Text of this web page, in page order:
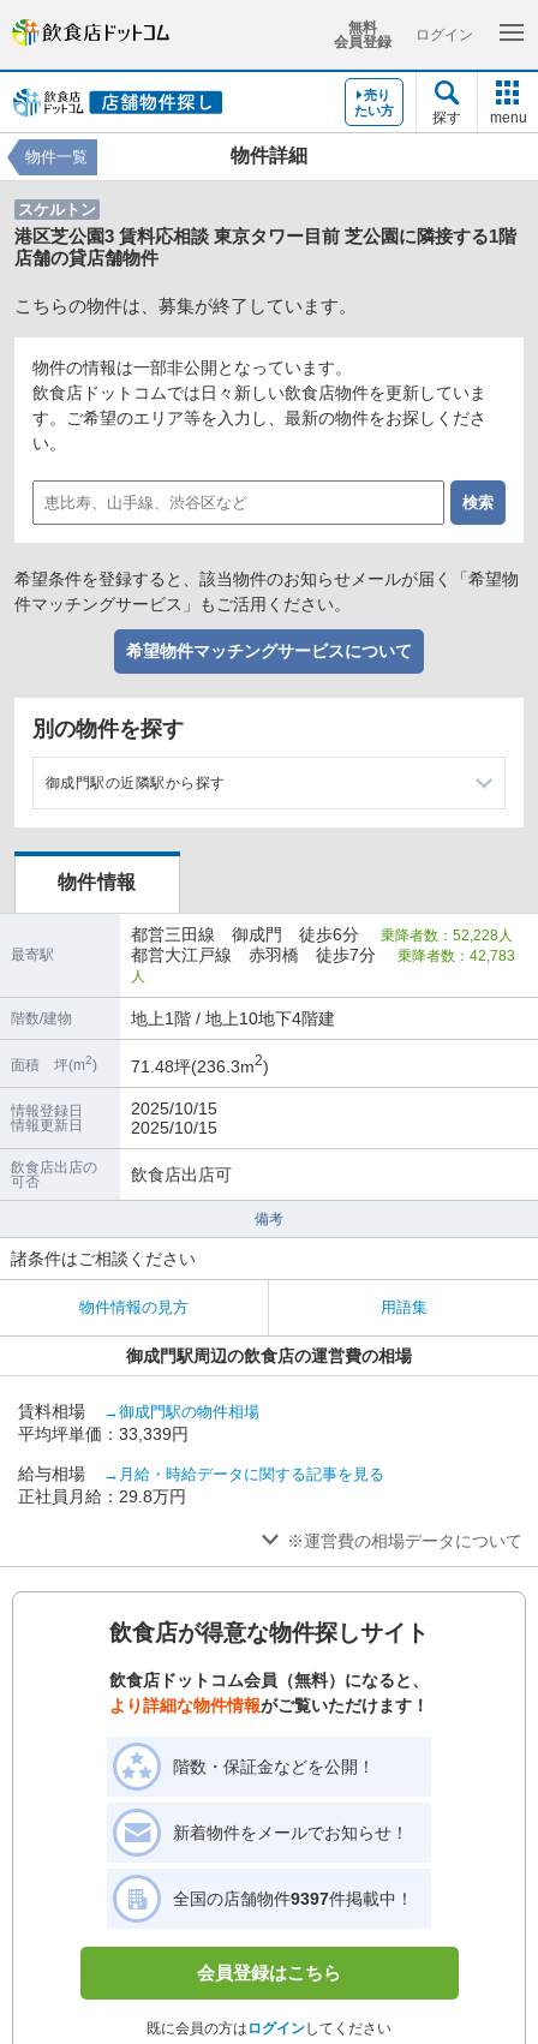
無料
会員登録
ログイン
売り
たい方
探す menu
物件詳細
物件一覧
スケルトン
港区芝公園3 賃料応相談 東京タワー目前 芝公園に隣接する1階
店舗の貸店舗物件
こちらの物件は、募集が終了しています。
物件の情報は一部非公開となっています。
飲食店ドットコムでは日々新しい飲食店物件を更新していま
す。ご希望のエリア等を入力し、最新の物件をお探しくださ
い。
希望条件を登録すると、該当物件のお知らせメールが届く「希望物
件マッチングサービス」もご活用ください。
希望物件マッチングサービスについて
別の物件を探す
御成門駅の近隣駅から探す
芝公園駅の店舗物件・貸店舗・テナント一覧
日比谷駅の店舗物件・貸店舗・テナント一覧
物件情報
最寄駅
都営三田線 御成門 徒歩6分 乗降者数：52,228人
都営大江戸線 赤羽橋 徒歩7分 乗降者数：42,783
人
階数/建物 地上1階 / 地上10地下4階建
面積 坪(m2) 71.48坪(236.3m2)
情報登録日
情報更新日
2025/10/15
2025/10/15
飲食店出店の
可否
飲食店出店可
備考
諸条件はご相談ください
物件情報の見方 用語集
御成門駅周辺の飲食店の運営費の相場
賃料相場 →御成門駅の物件相場
平均坪単価：33,339円
給与相場 →月給・時給データに関する記事を見る
正社員月給：29.8万円
※運営費の相場データについて
飲食店が得意な物件探しサイト
飲食店ドットコム会員（無料）になると、
より詳細な物件情報がご覧いただけます！
階数・保証金などを公開！
新着物件をメールでお知らせ！
全国の店舗物件9397件掲載中！
会員登録はこちら
既に会員の方は ログインしてください